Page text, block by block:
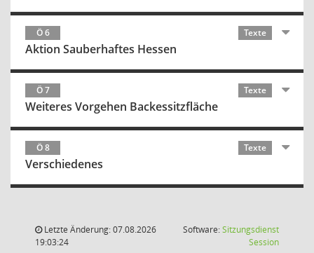
Ö 6 Texte
Aktion Sauberhaftes Hessen
Ö 7 Texte
Weiteres Vorgehen Backessitzfläche
Ö 8 Texte
Verschiedenes
Letzte Änderung: 07.08.2026
19:03:24
Software:Sitzungsdienst
Session(Wird in